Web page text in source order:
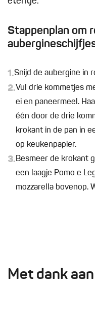
Stappenplan om
1.Snijd de aubergine in
2.Vul drie kommetjes
ei en paneermeel.
één door de drie
krokant in de pan in
op keukenpapier.
3.Besmeer de krokant
een laagje Pomo e
mozzarella bovenop.
Met dank aan